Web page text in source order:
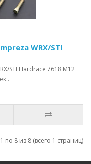
WRX/STI
STI Hardrace 7618 M12
по 8 из 8 (всего 1 страниц)